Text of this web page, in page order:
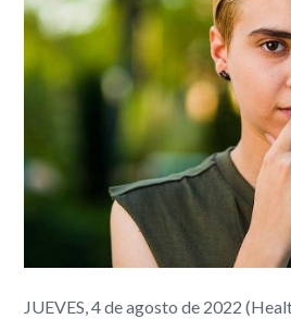
JUEVES, 4 de agosto de 2022